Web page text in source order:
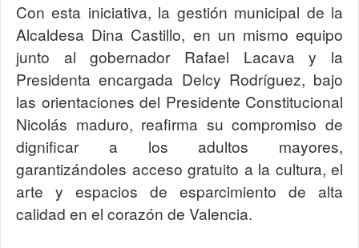
Con esta iniciativa, la gestión municipal de la
Alcaldesa Dina Castillo, en un mismo equipo
junto al gobernador Rafael Lacava y la
Presidenta encargada Delcy Rodríguez, bajo
las orientaciones del Presidente Constitucional
Nicolás maduro, reafirma su compromiso de
dignificar a los adultos mayores,
garantizándoles acceso gratuito a la cultura, el
arte y espacios de esparcimiento de alta
calidad en el corazón de Valencia.